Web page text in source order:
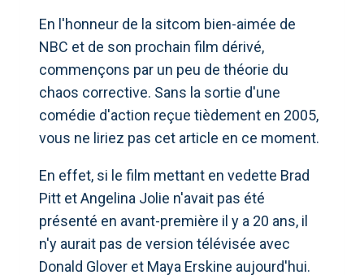
En l'honneur de la sitcom bien-aimée de
NBC et de son prochain film dérivé,
commençons par un peu de théorie du
chaos corrective. Sans la sortie d'une
comédie d'action reçue tièdement en 2005,
vous ne liriez pas cet article en ce moment.
En effet, si le film mettant en vedette Brad
Pitt et Angelina Jolie n'avait pas été
présenté en avant-première il y a 20 ans, il
n'y aurait pas de version télévisée avec
Donald Glover et Maya Erskine aujourd'hui.